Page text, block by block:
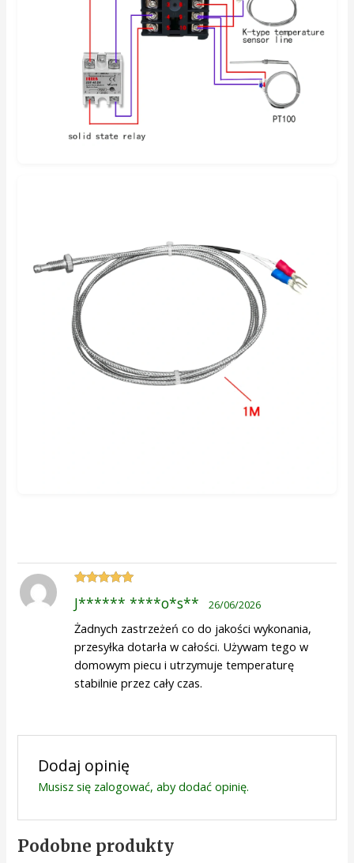
na 5
J****** ****o*s** 26/06/2026
Żadnych zastrzeżeń co do jakości wykonania,
przesyłka dotarła w całości. Używam tego w
domowym piecu i utrzymuje temperaturę
stabilnie przez cały czas.
Dodaj opinię
Musisz się zalogować, aby dodać opinię.
Podobne produkty